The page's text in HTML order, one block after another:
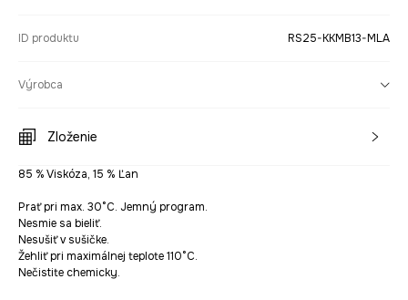
ID produktu RS25-KKMB13-MLA
Výrobca
Zloženie
85 % Viskóza, 15 % Ľan
Prať pri max. 30°C. Jemný program.
Nesmie sa bieliť.
Nesušiť v sušičke.
Žehliť pri maximálnej teplote 110°C.
Nečistite chemicky.